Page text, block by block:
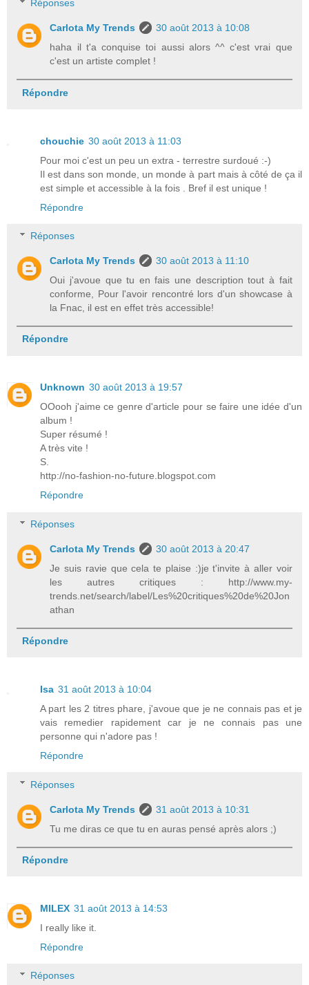
Réponses
Carlota My Trends
30 août 2013 à 10:08
haha il t'a conquise toi aussi alors ^^ c'est vrai que
c'est un artiste complet !
Répondre
chouchie 30 août 2013 à 11:03
Pour moi c'est un peu un extra - terrestre surdoué :-)
Il est dans son monde, un monde à part mais à côté de ça il
est simple et accessible à la fois . Bref il est unique !
Répondre
Réponses
Carlota My Trends
30 août 2013 à 11:10
Oui j'avoue que tu en fais une description tout à fait
conforme, Pour l'avoir rencontré lors d'un showcase à
la Fnac, il est en effet très accessible!
Répondre
Unknown 30 août 2013 à 19:57
OOooh j'aime ce genre d'article pour se faire une idée d'un
album !
Super résumé !
A très vite !
S.
http://no-fashion-no-future.blogspot.com
Répondre
Réponses
Carlota My Trends
30 août 2013 à 20:47
Je suis ravie que cela te plaise :)je t'invite à aller voir
les autres critiques : http://www.my-
trends.net/search/label/Les%20critiques%20de%20Jon
athan
Répondre
Isa 31 août 2013 à 10:04
A part les 2 titres phare, j'avoue que je ne connais pas et je
vais remedier rapidement car je ne connais pas une
personne qui n'adore pas !
Répondre
Réponses
Carlota My Trends
31 août 2013 à 10:31
Tu me diras ce que tu en auras pensé après alors ;)
Répondre
MILEX 31 août 2013 à 14:53
I really like it.
Répondre
Réponses